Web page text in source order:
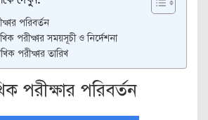
পরিবর্তন
পরীক্ষার সময়সূচী ও নির্দেশনা
পরীক্ষার তারিখ
পরীক্ষার পরিবর্তন